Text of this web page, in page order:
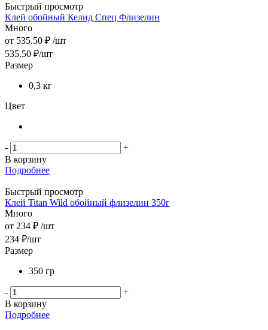
Быстрый просмотр
Клей обойный Келид Спец Флизелин
Много
от 535.50 ₽ /шт
535.50 ₽/шт
Размер
0,3 кг
Цвет
-
+
В корзину
Подробнее
Быстрый просмотр
Клей Titan Wild обойный флизелин 350г
Много
от 234 ₽ /шт
234 ₽/шт
Размер
350 гр
-
+
В корзину
Подробнее